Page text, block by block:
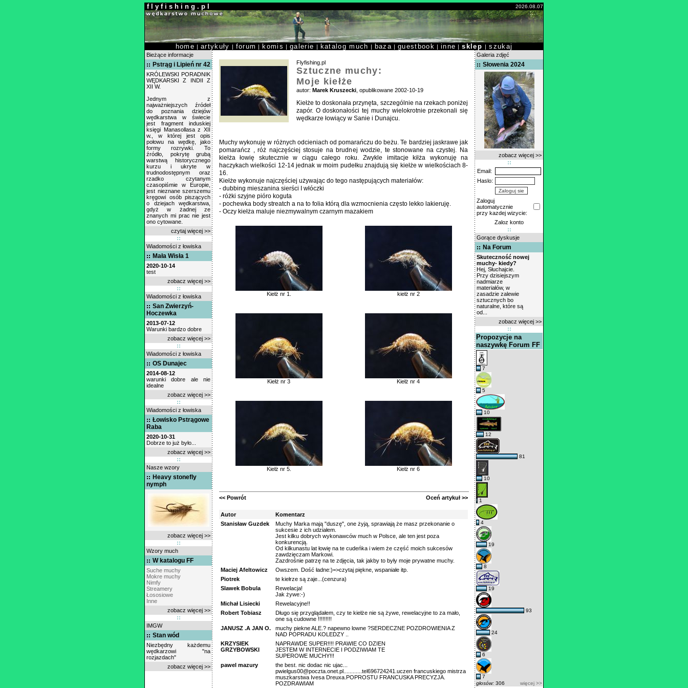
f l y f i s h i n g . p l 2026.08.07
home |artykuły | forum | komis |galerie | katalog much | baza | guestbook | inne |sklep |szukaj
Bieżące informacje
Pstrąg i Lipień nr 42
KRÓLEWSKI PORADNIK
WĘDKARSKI Z INDII Z
XII W.
Jednym z
najważniejszych źródeł
do poznania dziejów
wędkarstwa w świecie
jest fragment induskiej
księgi Manasollasa z XII
w., w której jest opis
połowu na wędkę, jako
formy rozrywki. To
źródło, pokrytę grubą
warstwą historycznego
kurzu i ukryte w
trudnodostępnym oraz
rzadko czytanym
czasopiśmie w Europie,
jest nieznane szerszemu
kręgowi osób piszących
o dziejach wędkarstwa,
gdyż w żadnej ze
znanych mi prac nie jest
ono cytowane.
czytaj więcej >>
Wiadomości z łowiska
Mała Wisła 1
2020-10-14
test
zobacz więcej >>
Wiadomości z łowiska
San Zwierzyń-
Hoczewka
2013-07-12
Warunki bardzo dobre
zobacz więcej >>
Wiadomości z łowiska
OS Dunajec
2014-08-12
warunki dobre ale nie
idealne
zobacz więcej >>
Wiadomości z łowiska
Łowisko Pstrągowe
Raba
2020-10-31
Dobrze to już było...
zobacz więcej >>
Nasze wzory
Heavy stonefly
nymph
zobacz więcej >>
Wzory much
W katalogu FF
Suche muchy
Mokre muchy
Nimfy
Streamery
Łososiowe
Inne
zobacz więcej >>
IMGW
Stan wód
Niezbędny każdemu
wędkarzowi "na
rozjazdach"
zobacz więcej >>
Flyfishing.pl
Sztuczne muchy:
Moje kiełże
autor: Marek Kruszecki , opublikowane 2002-10-19
Kiełże to doskonała przynęta, szczególnie na rzekach poniżej
zapór. O doskonałości tej muchy wielokrotnie przekonali się
wędkarze łowiący w Sanie i Dunajcu.
Muchy wykonuję w różnych odcieniach od pomarańczu do beżu. Te bardziej jaskrawe jak
pomarańcz , róż najczęściej stosuje na brudnej wodzie, te stonowane na czystej. Na
kiełża łowię skutecznie w ciągu całego roku. Zwykle imitacje kiłża wykonuję na
haczykach wielkości 12-14 jednak w moim pudełku znajdują się kiełże w wielkościach 8-
16.
Kiełże wykonuje najczęściej używając do tego następujących materiałów:
- dubbing mieszanina sierści I włóczki
- różki szyjne pióro koguta
- pochewka body streatch a na to folia którą dla wzmocnienia często lekko lakieruję.
- Oczy kiełża maluje niezmywalnym czarnym mazakiem
Kiełż nr 1. kiełż nr 2
Kiełż nr 3 Kiełż nr 4
Kiełż nr 5. Kiełż nr 6
<< Powrót Oceń artykuł >>
Autor
Komentarz
Stanisław Guzdek
Muchy Marka mają "duszę", one żyją, sprawiają że masz przekonanie o
sukcesie z ich udziałem.
Jest kilku dobrych wykonawców much w Polsce, ale ten jest poza
konkurencją.
Od kilkunastu lat łowię na te cudeńka i wiem że część moich sukcesów
zawdzięczam Markowi.
Zazdrośnie patrzę na te zdjęcia, tak jakby to były moje prywatne muchy.
Maciej Afeltowicz
Owszem. Dość ładne:)=>czytaj piękne, wspaniałe itp.
Piotrek
te kiełrze są zaje...(cenzura)
Slawek Bobula
Rewelacja!
Jak żywe:-)
Michał Lisiecki
Rewelacyjne!!
Robert Tobiasz
Długo się przyglądałem, czy te kiełże nie są żywe, rewelacyjne to za mało,
one są cudowne !!!!!!!!!
JANUSZ .A JAN O.
muchy piekne ALE.? napewno lowne ?SERDECZNE POZDROWIENIA Z
NAD POPRADU KOLEDZY ..
KRZYSIEK
GRZYBOWSKI
NAPRAWDE SUPER!!!! PRAWIE CO DZIEN
JESTEM W INTERNECIE I PODZIWIAM TE
SUPEROWE MUCHY!!!
pawel mazury
the best. nic dodac nic ujac...
pwielgus00@poczta.onet.pl............tel696724241.uczen francuskiego mistrza
muszkarstwa Ivesa Dreuxa.POPROSTU FRANCUSKA PRECYZJA.
POZDRAWIAM
Galeria zdjęć
Słowenia 2024
zobacz więcej >>
Email:
Haslo:
Zaloguj
automatycznie
przy kazdej wizycie:
Zaloz konto
Gorące dyskusje
Na Forum
Skuteczność nowej
muchy- kiedy?
Hej, Słuchajcie.
Przy dzisiejszym
nadmiarze
materiałów, w
zasadzie zalewie
sztucznych bo
naturalne, które są
od...
zobacz więcej >>
Propozycje na
naszywkę Forum FF
7
5
10
12
81
10
1
4
19
8
19
93
24
6
7
głosów: 306 więcej >>